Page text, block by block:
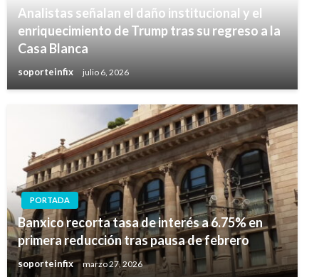
Analistas señalan el daño institucional y el
enriquecimiento de Trump tras su regreso a la
Casa Blanca
soporteinfix julio 6, 2026
PORTADA
Banxico recorta tasa de interés a 6.75% en
primera reducción tras pausa de febrero
soporteinfix marzo 27, 2026